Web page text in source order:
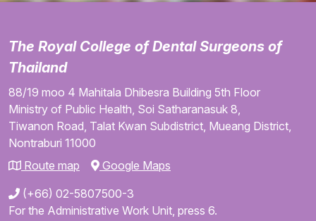
The Royal College of Dental Surgeons of
Thailand
88/19 moo 4 Mahitala Dhibesra Building 5th Floor
Ministry of Public Health, Soi Satharanasuk 8,
Tiwanon Road, Talat Kwan Subdistrict, Mueang District,
Nontraburi 11000
Route map
Google Maps
(+66) 02-5807500-3
For the Administrative Work Unit, press 6.